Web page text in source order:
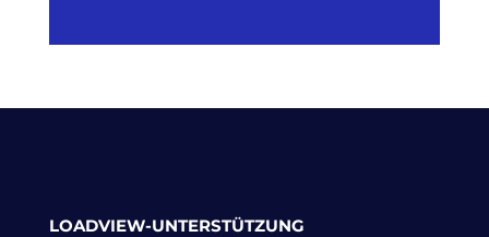
LOADVIEW-UNTERSTÜTZUNG